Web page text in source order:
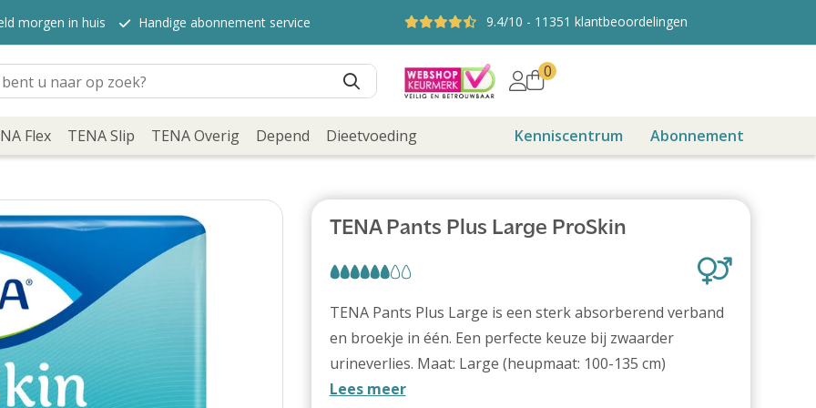
morgen in huis Handige abonnement service 9.4/10 - 11351 klantbeoordelingen
0
Flex TENA Slip TENA Overig Depend Dieetvoeding Kenniscentrum Abonnement
TENA Pants Plus Large ProSkin
TENA Pants Plus Large is een sterk absorberend verband
en broekje in één. Een perfecte keuze bij zwaarder
urineverlies. Maat: Large (heupmaat: 100-135 cm)
Lees meer